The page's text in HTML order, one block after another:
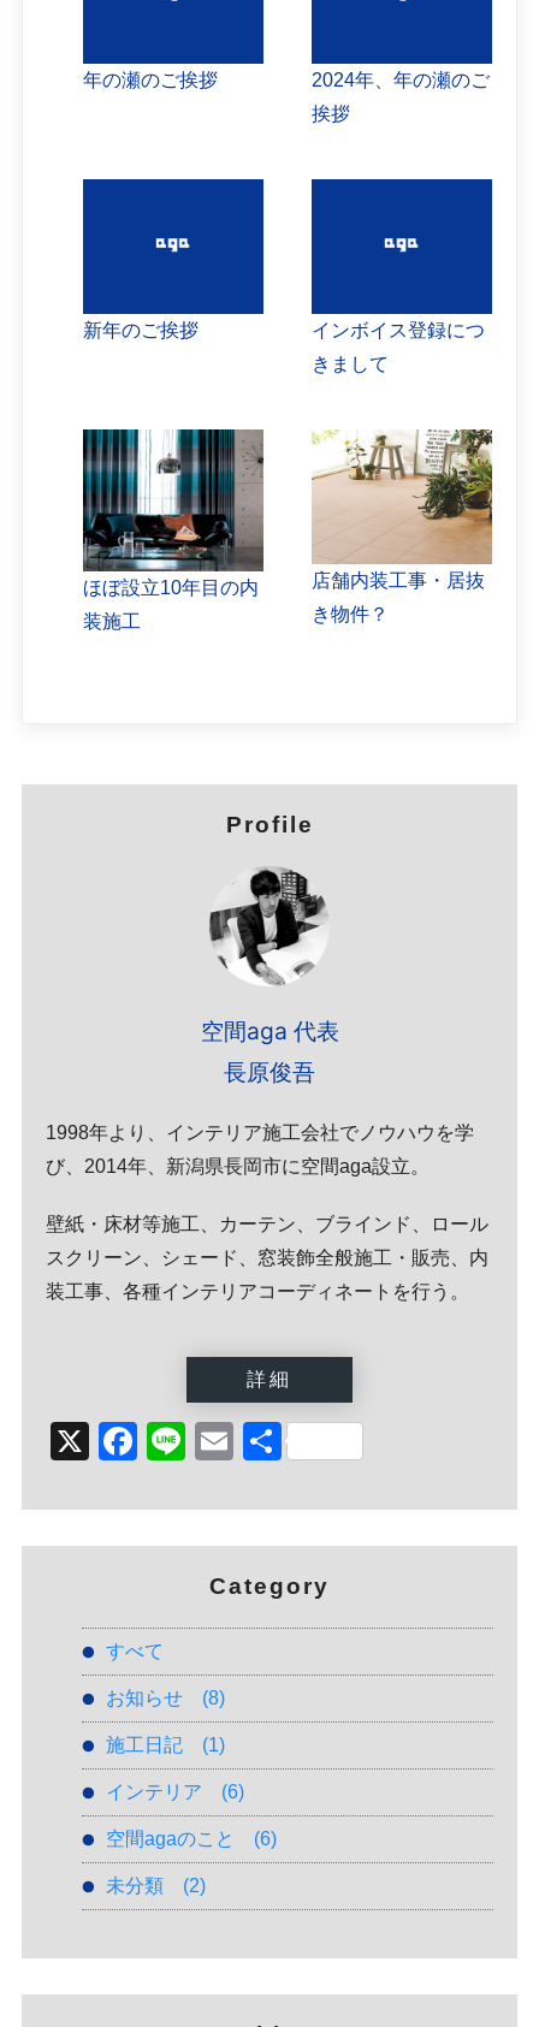
年の瀬のご挨拶
2024年、年の瀬のご
挨拶
新年のご挨拶
インボイス登録につ
きまして
ほぼ設立10年目の内
装施工
店舗内装工事・居抜
き物件？
Profile
空間aga 代表
長原俊吾
1998年より、インテリア施工会社でノウハウを学
び、2014年、新潟県長岡市に空間aga設立。
壁紙・床材等施工、カーテン、ブラインド、ロール
スクリーン、シェード、窓装飾全般施工・販売、内
装工事、各種インテリアコーディネートを行う。
詳細
X Facebook
LineEmailShare
Category
すべて
お知らせ (8)
施工日記 (1)
インテリア (6)
空間agaのこと (6)
未分類 (2)